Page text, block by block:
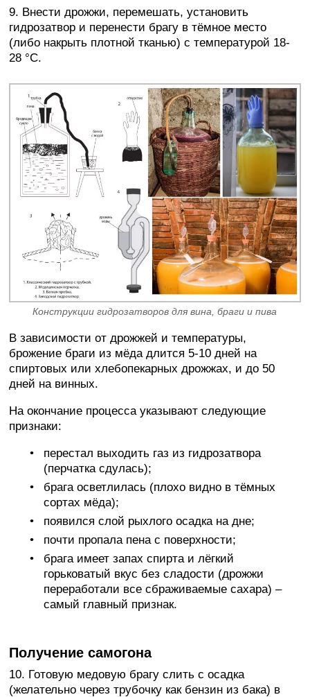
9. Внести дрожжи, перемешать, установить
гидрозатвор и перенести брагу в тёмное место
(либо накрыть плотной тканью) с температурой 18-
28 °C.
Конструкции гидрозатворов для вина, браги и пива
В зависимости от дрожжей и температуры,
брожение браги из мёда длится 5-10 дней на
спиртовых или хлебопекарных дрожжах, и до 50
дней на винных.
На окончание процесса указывают следующие
признаки:
перестал выходить газ из гидрозатвора
(перчатка сдулась);
брага осветлилась (плохо видно в тёмных
сортах мёда);
появился слой рыхлого осадка на дне;
почти пропала пена с поверхности;
брага имеет запах спирта и лёгкий
горьковатый вкус без сладости (дрожжи
переработали все сбраживаемые сахара) –
самый главный признак.
Получение самогона
10. Готовую медовую брагу слить с осадка
(желательно через трубочку как бензин из бака) в